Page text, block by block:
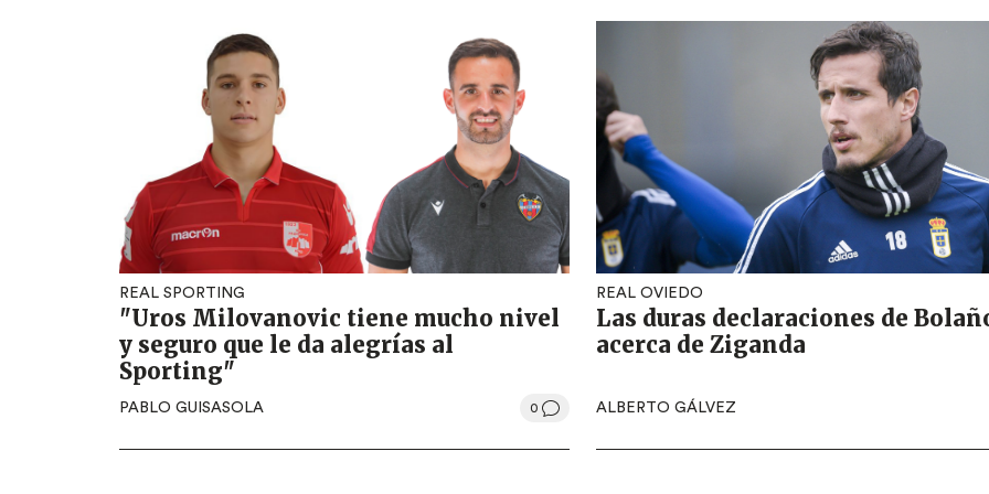
REAL SPORTING
"Uros Milovanovic tiene mucho nivel
y seguro que le da alegrías al
Sporting"
PABLO GUISASOLA 0
REAL OVIEDO
Las duras declaraciones de
acerca de Ziganda
ALBERTO GÁLVEZ